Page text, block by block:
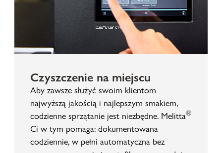
Czyszczenie na miejscu
Aby zawsze służyć swoim klientom
najwyższą jakością i najlepszym smakiem,
codzienne sprzątanie jest niezbędne. Melitta®
Ci w tym pomaga: dokumentowana
codziennie, w pełni automatyczna bez